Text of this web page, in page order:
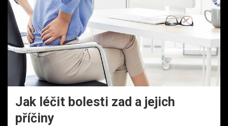
Jak léčit bolesti zad a jejich
příčiny